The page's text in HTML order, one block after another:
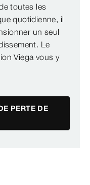
toutes les
quotidienne, il
un seul
Le
Viega vous y
PERTE DE